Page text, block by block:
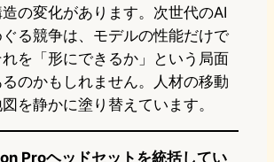
の変化があります。次世代のAI
る競争は、モデルの性能だけで
を「形にできるか」という局面
のかもしれません。人材の移動
を静かに塗り替えています。
Proヘッドセットを統括してい